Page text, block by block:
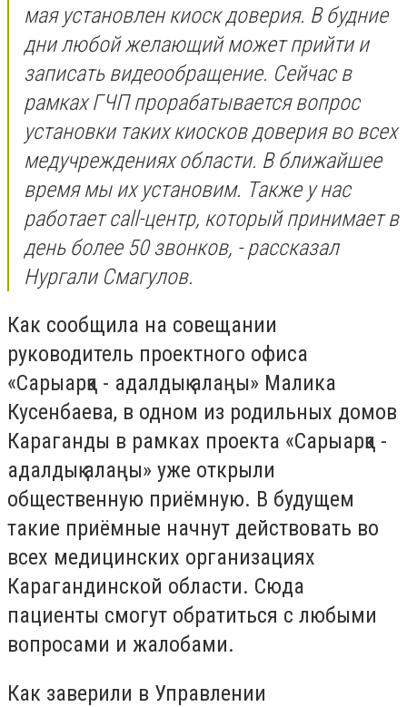
мая установлен киоск доверия. В будние
дни любой желающий может прийти и
записать видеообращение. Сейчас в
рамках ГЧП прорабатывается вопрос
установки таких киосков доверия во всех
медучреждениях области. В ближайшее
время мы их установим. Также у нас
работает call-центр, который принимает в
день более 50 звонков, - рассказал
Нургали Смагулов.
Как сообщила на совещании
руководитель проектного офиса
«Сарыарқа - адалдық алаңы» Малика
Кусенбаева, в одном из родильных домов
Караганды в рамках проекта «Сарыарқа -
адалдық алаңы» уже открыли
общественную приёмную. В будущем
такие приёмные начнут действовать во
всех медицинских организациях
Карагандинской области. Сюда
пациенты смогут обратиться с любыми
вопросами и жалобами.
Как заверили в Управлении